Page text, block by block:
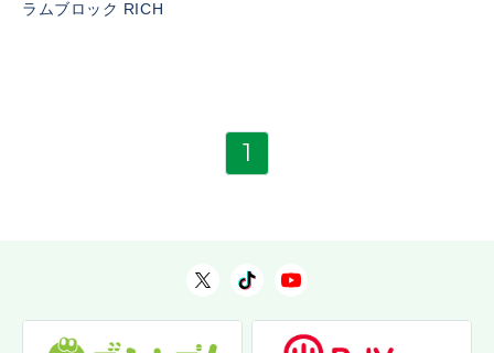
ラムブロック RICH
1